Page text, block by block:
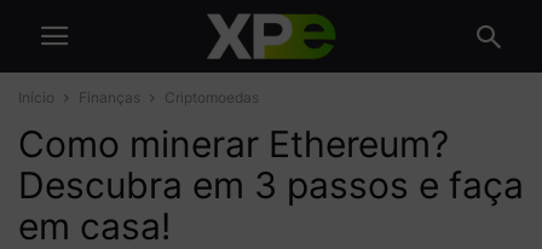
Início Finanças Criptomoedas
Como minerar Ethereum?
Descubra em 3 passos e faça
em casa!